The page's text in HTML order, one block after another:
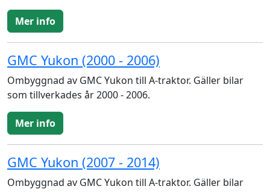
Mer info
GMC Yukon (2000 - 2006)
Ombyggnad av GMC Yukon till A-traktor. Gäller bilar
som tillverkades år 2000 - 2006.
Mer info
GMC Yukon (2007 - 2014)
Ombyggnad av GMC Yukon till A-traktor. Gäller bilar